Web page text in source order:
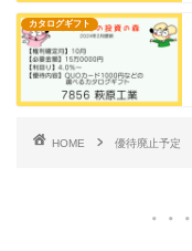
カタログギフト
HOME 優待廃止予定